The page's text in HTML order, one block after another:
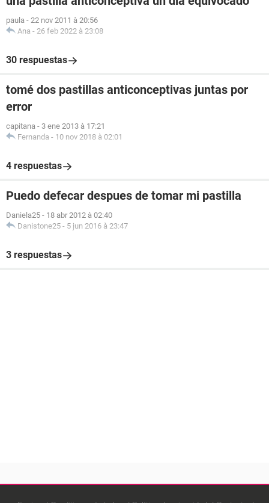
paula - 22 nov 2011 à 20:56
Ana - 26 feb 2022 à 23:08
30 respuestas
tomé dos pastillas anticonceptivas juntas por
error
capitana - 3 ene 2013 à 17:21
Fernanda - 10 nov 2018 à 02:01
4 respuestas
Puedo defecar despues de tomar mi pastilla
Daniela25 - 18 abr 2012 à 02:40
Danistone25 - 5 jun 2016 à 23:47
3 respuestas